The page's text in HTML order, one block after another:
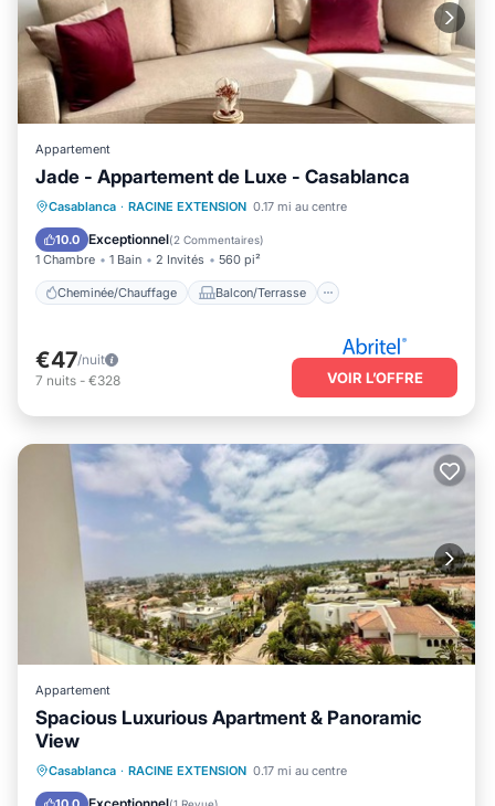
Appartement
Jade - Appartement de Luxe - Casablanca
Casablanca · RACINE EXTENSION 0.17 mi au centre
10.0 Exceptionnel(2 Commentaires)
1 Chambre 1 Bain 2 Invités 560 pi²
Cheminée/Chauffage Balcon/Terrasse
Cheminée/Chauffage
Balcon/Terrasse
Cuisine
Climatisation
€47/nuit
7 nuits - €328 VOIR L’OFFRE
Appartement
Spacious Luxurious Apartment & Panoramic
View
Casablanca · RACINE EXTENSION 0.17 mi au centre
Cheminée/Chauffage
Balcon/Terrasse
Cuisine
Parking